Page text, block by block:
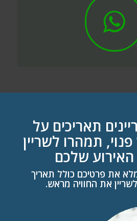
תאריכים על
תמהרו לשריין
שלכם
את פרטיכם כולל תאריך
את החוויה מראש.